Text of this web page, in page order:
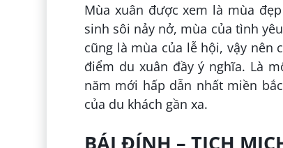
Mùa xuân được xem là mùa
sinh sôi nảy nở, mùa của tình
cũng là mùa của lễ hội, vậy
điểm du xuân đầy ý nghĩa. Là
năm mới hấp dẫn nhất miền
của du khách gần xa.
BÁI ĐÍNH – TỊCH